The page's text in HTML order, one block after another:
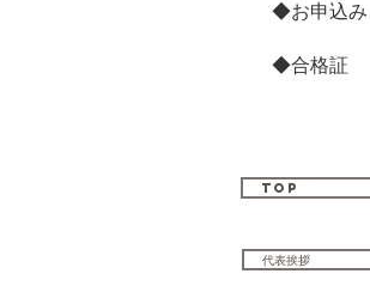
◆お申込み
◆合格証
TOP
代表挨拶